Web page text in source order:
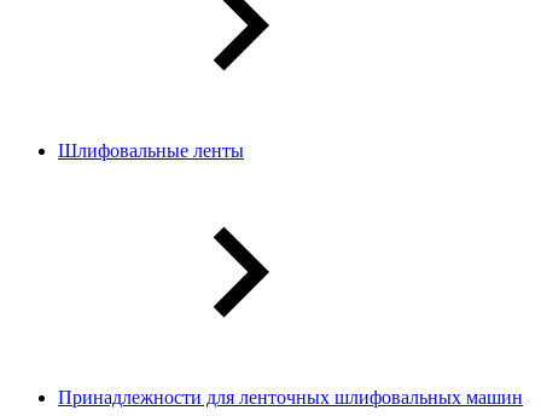
Шлифовальные ленты
Принадлежности для ленточных шлифовальных машин